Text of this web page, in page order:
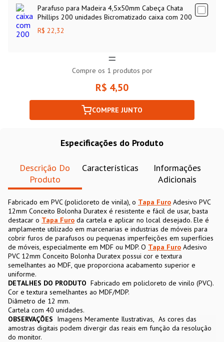
Parafuso para Madeira 4,5x50mm Cabeça Chata
Phillips 200 unidades Bicromatizado caixa com 200
R$ 22,32
Compre os 1 produtos por
R$ 4,50
COMPRE JUNTO
Especificações do Produto
Descrição Do
Produto
Características
Informações
Adicionais
Fabricado em PVC (policloreto de vinila), o Tapa Furo Adesivo PVC
12mm Conceito Bolonha Duratex é resistente e fácil de usar, basta
destacar o Tapa Furo da cartela e aplicar no local desejado. Ele é
amplamente utilizado em marcenarias e industrias de móveis para
cobrir furos de parafusos ou pequenas imperfeições em superfícies
de móveis, especialmente em MDF ou MDP. O Tapa Furo Adesivo
PVC 12mm Conceito Bolonha Duratex possui cor e textura
semelhantes ao MDF, que proporciona acabamento superior e
uniforme.
DETALHES DO PRODUTO Fabricado em policloreto de vinilo (PVC).
Cor e textura semelhantes ao MDF/MDP.
Diâmetro de 12 mm.
Cartela com 40 unidades.
OBSERVAÇÕES Imagens Meramente Ilustrativas
As cores das
amostras digitais podem divergir das reais em função da resolução
do monitor.